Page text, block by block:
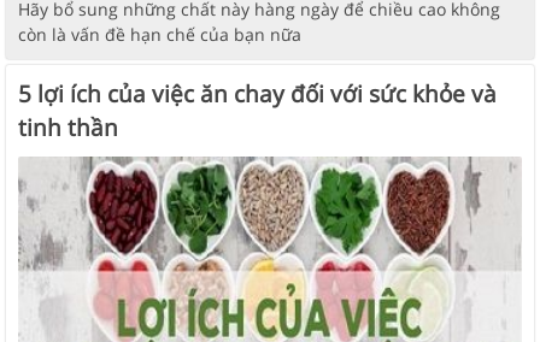
Hãy bổ sung những chất này hàng ngày để chiều cao không
còn là vấn đề hạn chế của bạn nữa
5 lợi ích của việc ăn chay đối với sức khỏe và
tinh thần